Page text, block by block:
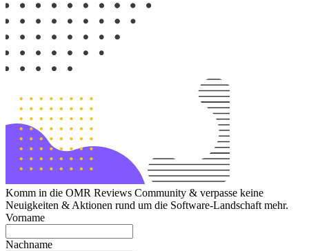
Komm in die OMR Reviews Community & verpasse keine
Neuigkeiten & Aktionen rund um die Software-Landschaft mehr.
Vorname
Nachname